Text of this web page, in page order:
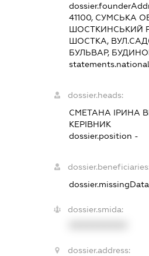
41100, СУМСЬКА
ШОСТКИНСЬКИЙ
ШОСТКА,
БУЛЬВАР,
dossier.heads:
СМЕТАНА ІРИНА
КЕРІВНИК
dossier.position -
dossier.missingData
dossier.smida:
dossier.address: